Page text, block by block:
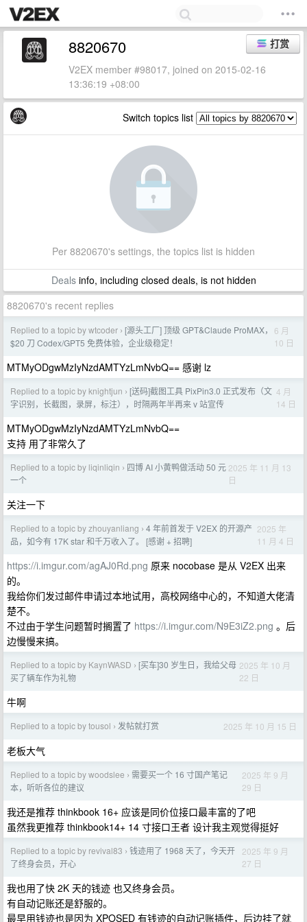
打赏
8820670
V2EX member #98017, joined on 2015-02-16
13:36:19 +08:00
Switch topics list
Per 8820670's settings, the topics list is hidden
Dealsinfo, including closed deals, is not hidden
8820670's recent replies
Replied to a topic by wtcoder › [源头工厂] 顶级 GPT&Claude ProMAX，
$20 刀 Codex/GPT5 免费体验，企业级稳定！
6 月
10 日
MTMyODgwMzIyNzdAMTYzLmNvbQ== 感谢 lz
Replied to a topic by knightjun › [送码]截图工具 PixPin3.0 正式发布（文
字识别，长截图，录屏，标注），时隔两年半再来 v 站宣传
4 月
14 日
MTMyODgwMzIyNzdAMTYzLmNvbQ==
支持 用了非常久了
Replied to a topic by liqinliqin › 四博 AI 小黄鸭做活动 50 元
一个
2025 年 11 月 13
日
关注一下
Replied to a topic by zhouyanliang › 4 年前首发于 V2EX 的开源产
品，如今有 17K star 和千万收入了。 [感谢 + 招聘]
2025 年
11 月 4 日
https://i.imgur.com/agAJ0Rd.png 原来 nocobase 是从 V2EX 出来
的。
我给你们发过邮件申请过本地试用，高校网络中心的，不知道大佬清
楚不。
不过由于学生问题暂时搁置了 https://i.imgur.com/N9E3iZ2.png 。后
边慢慢来搞。
Replied to a topic by KaynWASD › [买车]30 岁生日，我给父母
买了辆车作为礼物
2025 年 10 月
22 日
牛啊
Replied to a topic by tousol › 发帖就打赏 2025 年 10 月 15 日
老板大气
Replied to a topic by woodslee › 需要买一个 16 寸国产笔记
本，听听各位的建议
2025 年 9 月
29 日
我还是推荐 thinkbook 16+ 应该是同价位接口最丰富的了吧
虽然我更推荐 thinkbook14+ 14 寸接口王者 设计我主观觉得挺好
Replied to a topic by revival83 › 钱迹用了 1968 天了，今天开
了终身会员，开心
2025 年 9 月
27 日
我也用了快 2K 天的钱迹 也又终身会员。
有自动记账还是舒服的。
最早用钱迹也是因为 XPOSED 有钱迹的自动记账插件，后边挂了就